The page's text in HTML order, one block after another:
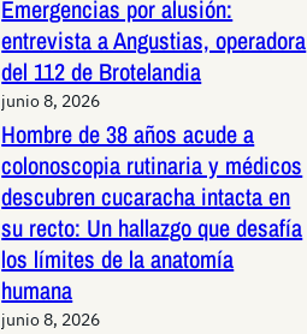
Emergencias por alusión:
entrevista a Angustias, operadora
del 112 de Brotelandia
junio 8, 2026
Hombre de 38 años acude a
colonoscopia rutinaria y médicos
descubren cucaracha intacta en
su recto: Un hallazgo que desafía
los límites de la anatomía
humana
junio 8, 2026